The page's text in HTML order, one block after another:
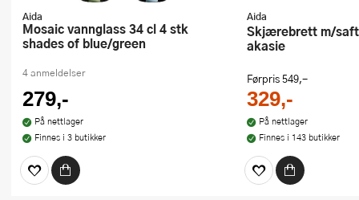
Aida
Mosaic vannglass 34 cl 4 stk
shades of blue/green
4 anmeldelser
279,-
På nettlager
Finnes i 3 butikker
Aida
Skjærebrett m/saftrille 40x26 cm
akasie
Førpris549,-
329,-
På nettlager
Finnes i 143 butikker